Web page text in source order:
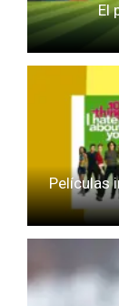
El
Películas